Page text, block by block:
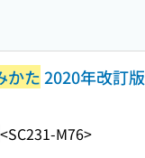
かた2020年改訂版
<SC231-M76>